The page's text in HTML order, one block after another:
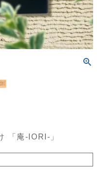
「庵-IORI-」